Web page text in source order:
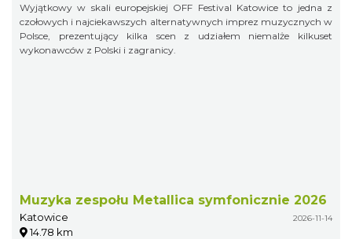
Wyjątkowy w skali europejskiej OFF Festival Katowice to jedna z
czołowych i najciekawszych alternatywnych imprez muzycznych w
Polsce, prezentujący kilka scen z udziałem niemalże kilkuset
wykonawców z Polski i zagranicy.
Muzyka zespołu Metallica symfonicznie 2026
Katowice 2026-11-14
14.78 km